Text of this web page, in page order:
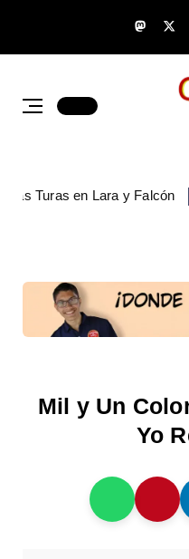
las Turas en Lara y Falcón
Mil y Un
Yo